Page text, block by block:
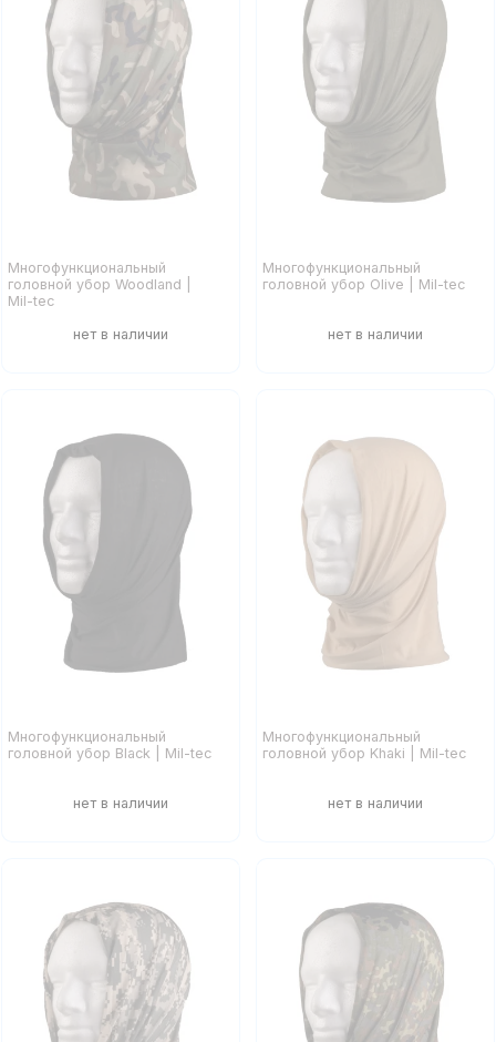
Многофункциональный
головной убор Woodland |
Mil-tec
Многофункциональный
головной убор Olive | Mil-tec
Многофункциональный
головной убор Black | Mil-tec
Многофункциональный
головной убор Khaki | Mil-tec